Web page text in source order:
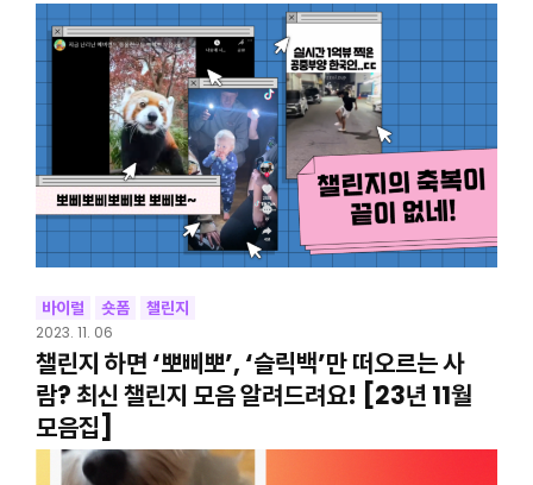
바이럴 숏폼 챌린지
2023. 11. 06
챌린지 하면 ‘뽀삐뽀’, ‘슬릭백’만 떠오르는 사
람? 최신 챌린지 모음 알려드려요! [23년 11월
모음집]